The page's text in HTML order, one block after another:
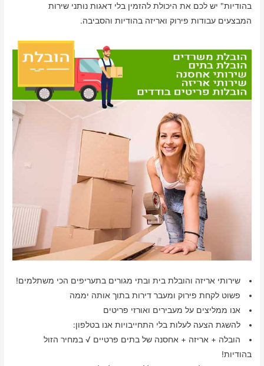
בהודיות" יש לכם את היכולת להזמין בלי דאגות נותני שירות
המבצעים עבודות פירוק ואריזה בהודיות והסביבה.
שירותי אריזה והובלת בית ובתי מגורים בתעריפים הכי משתלמים!
פשוט לקחת פירוק ומעבר דירות בתוך אותה יממה
אנו ממליצים על מעבירים ואורזי פריטים
להשגת הצעה לעלות בלי התחייבויות אנו בטלפון:
הובלה + אריזה + אחסנה של בתים פרטיים √ במחיר הזול
בהודיות!